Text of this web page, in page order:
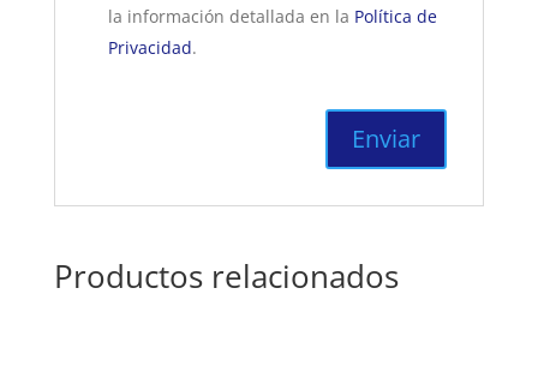
la información detallada en la Política de
Privacidad.
Productos relacionados